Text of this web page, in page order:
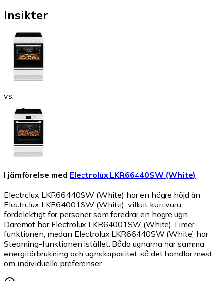
Insikter
vs.
I jämförelse med Electrolux LKR66440SW (White)
Electrolux LKR66440SW (White) har en högre höjd än
Electrolux LKR64001SW (White), vilket kan vara
fördelaktigt för personer som föredrar en högre ugn.
Däremot har Electrolux LKR64001SW (White) Timer-
funktionen, medan Electrolux LKR66440SW (White) har
Steaming-funktionen istället. Båda ugnarna har samma
energiförbrukning och ugnskapacitet, så det handlar mest
om individuella preferenser.